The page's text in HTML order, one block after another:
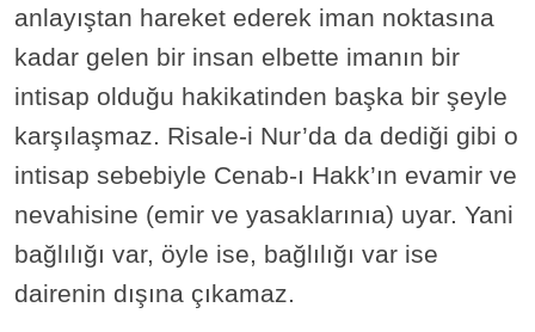
anlayıştan hareket ederek iman noktasına
kadar gelen bir insan elbette imanın bir
intisap olduğu hakikatinden başka bir şeyle
karşılaşmaz. Risale-i Nur’da da dediği gibi o
intisap sebebiyle Cenab-ı Hakk’ın evamir ve
nevahisine (emir ve yasaklarınıa) uyar. Yani
bağlılığı var, öyle ise, bağlılığı var ise
dairenin dışına çıkamaz.